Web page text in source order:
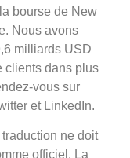
bourse de New
Nous avons
milliards USD
clients dans plus
vous sur
et LinkedIn.
traduction ne doit
officiel. La